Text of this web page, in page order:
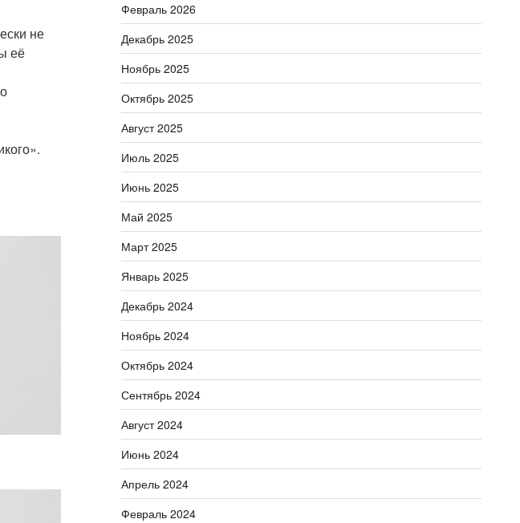
не
её
Февраль 2026
Декабрь 2025
Ноябрь 2025
Октябрь 2025
Август 2025
Июль 2025
Июнь 2025
Май 2025
Март 2025
Январь 2025
Декабрь 2024
Ноябрь 2024
Октябрь 2024
Сентябрь 2024
Август 2024
Июнь 2024
Апрель 2024
Февраль 2024